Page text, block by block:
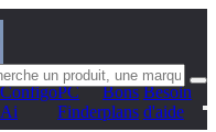
Configo
Ai
PC
Finder
Bons
plans
Besoin
d'aide